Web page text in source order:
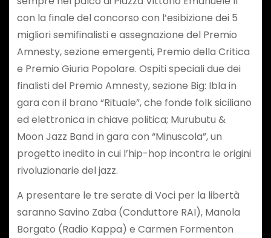
con la finale del concorso con l’esibizione dei 5
migliori semifinalisti e assegnazione del Premio
Amnesty, sezione emergenti, Premio della Critica
e Premio Giuria Popolare. Ospiti speciali due dei
finalisti del Premio Amnesty, sezione Big: Ibla in
gara con il brano “Rituale”, che fonde folk siciliano
ed elettronica in chiave politica; Murubutu &
Moon Jazz Band in gara con “Minuscola”, un
progetto inedito in cui l’hip-hop incontra le origini
rivoluzionarie del jazz.
A presentare le tre serate di Voci per la libertà
saranno Savino Zaba (Conduttore RAI), Manola
Borgato (Radio Kappa) e Carmen Formenton